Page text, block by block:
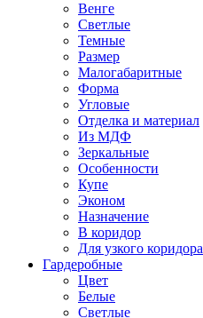
Венге
Светлые
Темные
Размер
Малогабаритные
Форма
Угловые
Отделка и материал
Из МДФ
Зеркальные
Особенности
Купе
Эконом
Назначение
В коридор
Для узкого коридора
Гардеробные
Цвет
Белые
Светлые